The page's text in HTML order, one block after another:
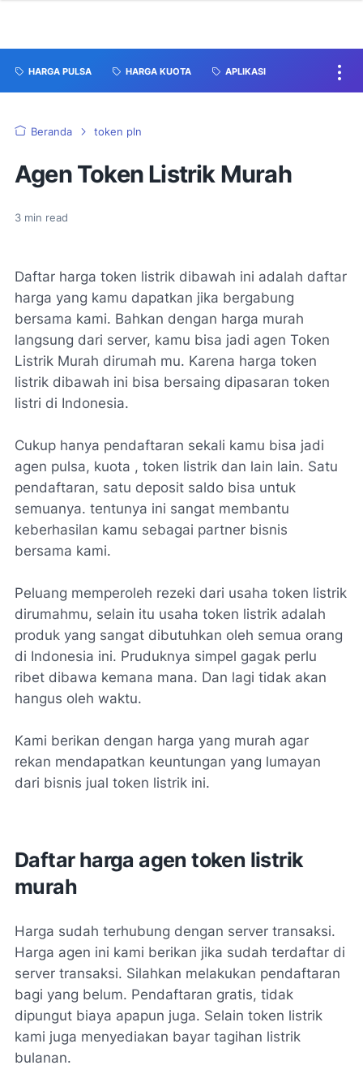
HARGA PULSA HARGA KUOTA APLIKASI
Beranda token pln
Agen Token Listrik Murah
3 min read
Daftar harga token listrik dibawah ini adalah daftar
harga yang kamu dapatkan jika bergabung
bersama kami. Bahkan dengan harga murah
langsung dari server, kamu bisa jadi agen Token
Listrik Murah dirumah mu. Karena harga token
listrik dibawah ini bisa bersaing dipasaran token
listri di Indonesia.
Cukup hanya pendaftaran sekali kamu bisa jadi
agen pulsa, kuota , token listrik dan lain lain. Satu
pendaftaran, satu deposit saldo bisa untuk
semuanya. tentunya ini sangat membantu
keberhasilan kamu sebagai partner bisnis
bersama kami.
Peluang memperoleh rezeki dari usaha token listrik
dirumahmu, selain itu usaha token listrik adalah
produk yang sangat dibutuhkan oleh semua orang
di Indonesia ini. Pruduknya simpel gagak perlu
ribet dibawa kemana mana. Dan lagi tidak akan
hangus oleh waktu.
Kami berikan dengan harga yang murah agar
rekan mendapatkan keuntungan yang lumayan
dari bisnis jual token listrik ini.
Daftar harga agen token listrik
murah
Harga sudah terhubung dengan server transaksi.
Harga agen ini kami berikan jika sudah terdaftar di
server transaksi. Silahkan melakukan pendaftaran
bagi yang belum. Pendaftaran gratis, tidak
dipungut biaya apapun juga. Selain token listrik
kami juga menyediakan bayar tagihan listrik
bulanan.